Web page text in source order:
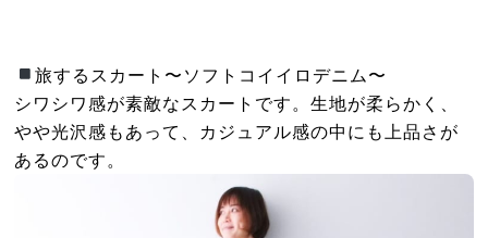
旅するスカート〜ソフトコイイロデニム〜
シワシワ感が素敵なスカートです。生地が柔らかく、
やや光沢感もあって、カジュアル感の中にも上品さが
あるのです。